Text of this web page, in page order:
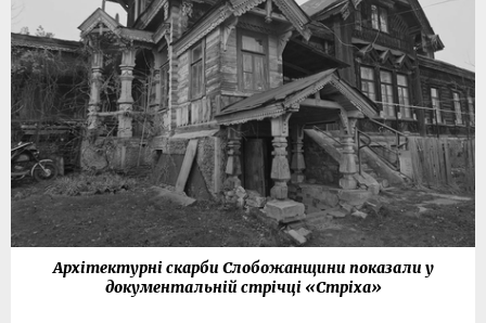
Архітектурні скарби Слобожанщини показали у
документальній стрічці «Стріха»